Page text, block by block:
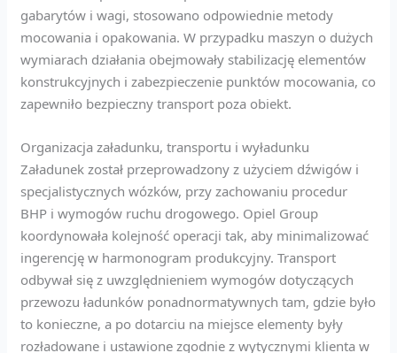
gabarytów i wagi, stosowano odpowiednie metody
mocowania i opakowania. W przypadku maszyn o dużych
wymiarach działania obejmowały stabilizację elementów
konstrukcyjnych i zabezpieczenie punktów mocowania, co
zapewniło bezpieczny transport poza obiekt.
Organizacja załadunku, transportu i wyładunku
Załadunek został przeprowadzony z użyciem dźwigów i
specjalistycznych wózków, przy zachowaniu procedur
BHP i wymogów ruchu drogowego. Opiel Group
koordynowała kolejność operacji tak, aby minimalizować
ingerencję w harmonogram produkcyjny. Transport
odbywał się z uwzględnieniem wymogów dotyczących
przewozu ładunków ponadnormatywnych tam, gdzie było
to konieczne, a po dotarciu na miejsce elementy były
rozładowane i ustawione zgodnie z wytycznymi klienta w